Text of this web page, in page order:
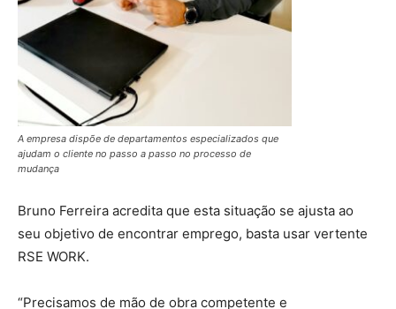
A empresa dispõe de departamentos especializados que
ajudam o cliente no passo a passo no processo de
mudança
Bruno Ferreira acredita que esta situação se ajusta ao
seu objetivo de encontrar emprego, basta usar vertente
RSE WORK.
“Precisamos de mão de obra competente e